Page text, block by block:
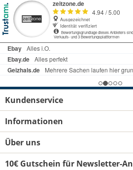
Kundenservice
Informationen
Über uns
10€ Gutschein für Newsletter-